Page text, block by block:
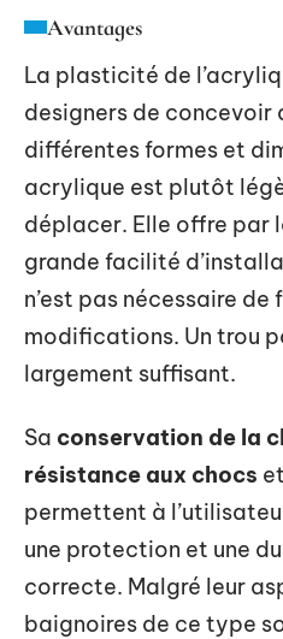
Avantages
La plasticité de
designers de concevoir
différentes formes et
acrylique est plutôt
déplacer. Elle offre par
grande facilité
n’est pas nécessaire
modifications. Un trou
largement suffisant.
Sa conservation de la
résistance aux chocs
permettent à
une protection et une
correcte. Malgré leur
baignoires de ce type